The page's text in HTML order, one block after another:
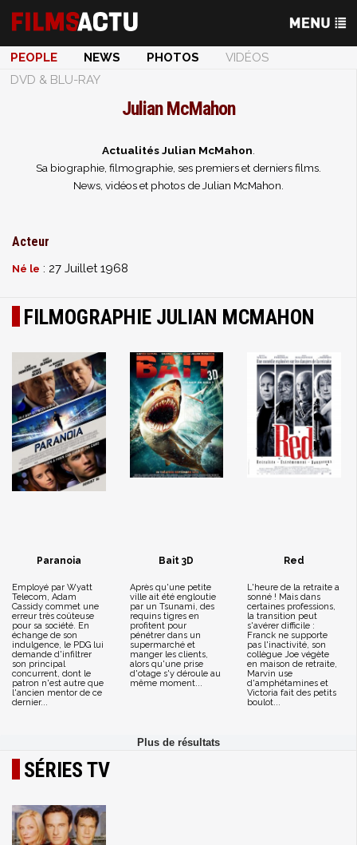
PEOPLE NEWS PHOTOS
VIDÉOS
DVD & BLU-RAY
Julian McMahon
Actualités Julian McMahon
Sa biographie, filmographie, ses premiers et derniers films.
News, vidéos et photos de Julian McMahon.
Acteur
Né le : 27 Juillet 1968
FILMOGRAPHIE JULIAN MCMAHON
Paranoia
Employé par Wyatt
Telecom, Adam
Cassidy commet une
erreur très coûteuse
pour sa société. En
échange de son
indulgence, le PDG lui
demande d'infiltrer
son principal
concurrent, dont le
patron n'est autre que
l'ancien mentor de ce
dernier...
Bait 3D
Après qu'une petite
ville ait été engloutie
par un Tsunami, des
requins tigres en
profitent pour
pénétrer dans un
supermarché et
manger les clients,
alors qu'une prise
d'otage s'y déroule au
même moment...
Red
L'heure de la retraite a
sonné ! Mais dans
certaines professions,
la transition peut
s'avérer difficile :
Franck ne supporte
pas l'inactivité, son
collègue Joe végète
en maison de retraite,
Marvin use
d'amphétamines et
Victoria fait des petits
boulot...
SÉRIES TV